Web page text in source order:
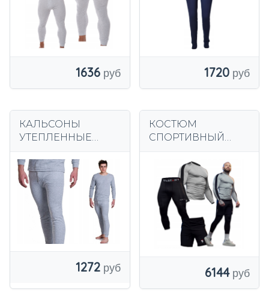
1636 1720
КАЛЬСОНЫ
УТЕПЛЕННЫЕ
хлопок р. 2XL
1272
КОСТЮМ
СПОРТИВНЫЙ
ТЕРМОАКТИВНЫЙ,
КОМПРЕССИОНН
ЫЙ,
ТРЕНАЖЕРНЫЙ,
БЕГОВЫЙ,
ПОДХОДИТ
6144